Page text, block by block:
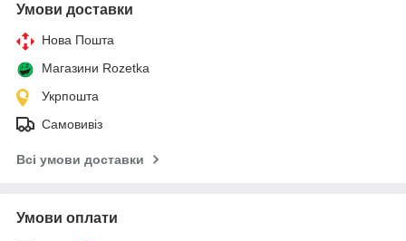
Умови доставки
Нова Пошта
Магазини Rozetka
Укрпошта
Самовивіз
Всі умови доставки
Умови оплати